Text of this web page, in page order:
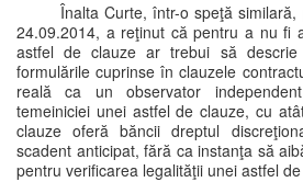
Înalta Curte, într-o speţă
24.09.2014, a reţinut că pentru a nu fi
astfel de clauze ar trebui să
formulările cuprinse în clauzele
reală ca un observator
temeiniciei unei astfel de clauze, cu
clauze oferă băncii dreptul
scadent anticipat, fără ca instanţa să
pentru verificarea legalităţii unei astfel